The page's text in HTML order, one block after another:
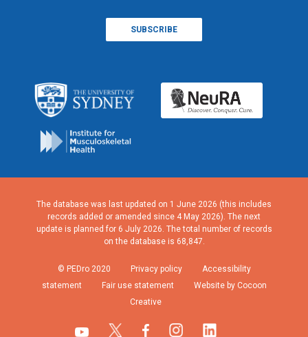
The database was last updated on 1 June 2026 (this includes
records added or amended since 4 May 2026). The next
update is planned for 6 July 2026. The total number of records
on the database is 68,847.
© PEDro 2020 Privacy policy
Accessibility
statement
Fair use statement
Website by Cocoon
Creative